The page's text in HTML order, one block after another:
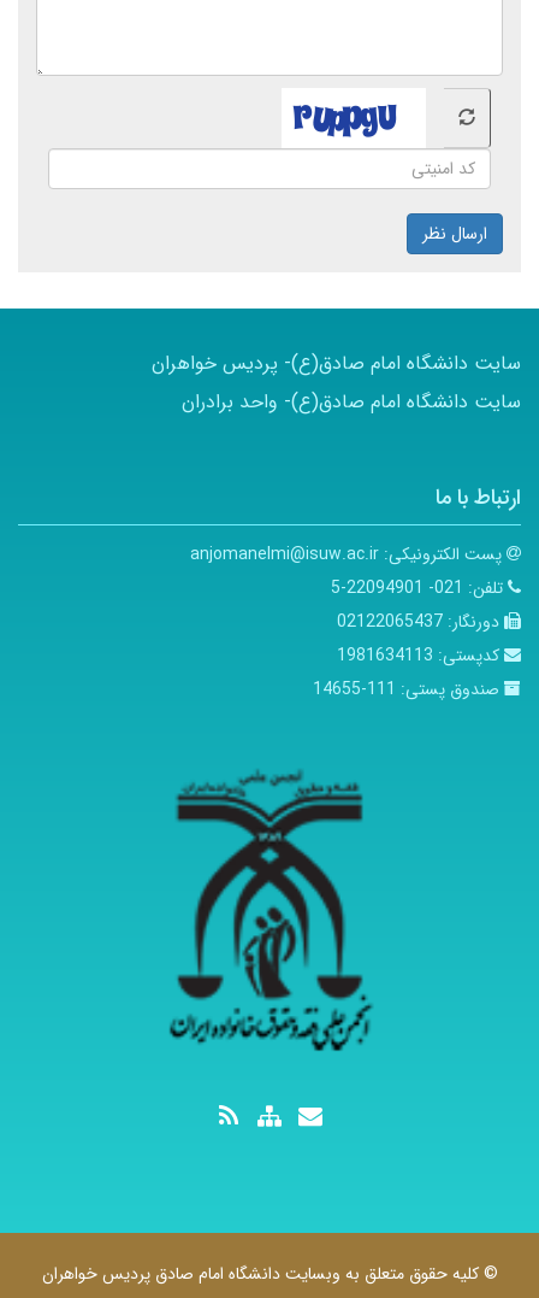
ارسال نظر
سایت دانشگاه امام صادق(ع)- پردیس خواهران
سایت دانشگاه امام صادق(ع)- واحد برادران
ارتباط با ما
پست الکترونیکی: anjomanelmi@isuw.ac.ir
تلفن: 021- 22094901-5
دورنگار: 02122065437
کدپستی: 1981634113
صندوق پستی: 111-14655
© کلیه حقوق متعلق به وبسایت دانشگاه امام صادق پردیس خواهران